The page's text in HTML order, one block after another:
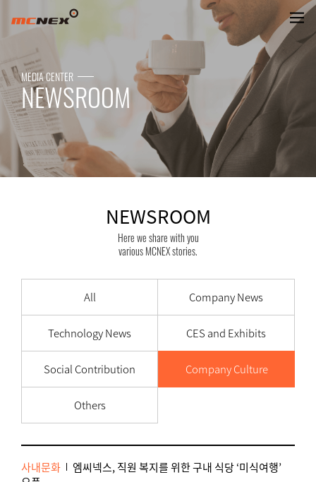
NEWSROOM
MEDIA CENTER
NEWSROOM
NEWSROOM
Here we share with you
various MCNEX stories.
All Company News
Technology News CES and Exhibits
Social Contribution Company Culture
Others
사내문화
엠씨넥스, 직원 복지를 위한 구내 식당 ‘미식여행’